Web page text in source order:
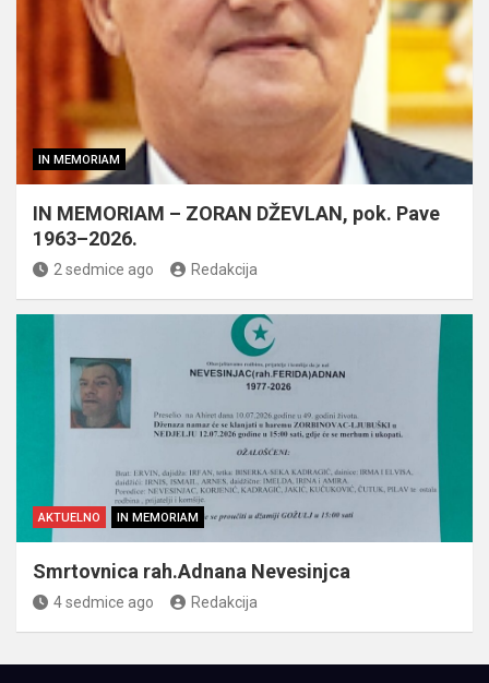
IN MEMORIAM
IN MEMORIAM – ZORAN DŽEVLAN, pok. Pave
1963–2026.
2 sedmice ago Redakcija
AKTUELNO IN MEMORIAM
Smrtovnica rah.Adnana Nevesinjca
4 sedmice ago Redakcija